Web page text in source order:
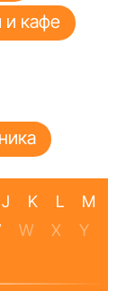
и кафе
J K L
M
W X
Y